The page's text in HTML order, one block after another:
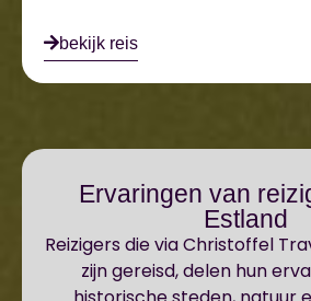
bekijk reis
Ervaringen van
Estland
Reizigers die via Christoffel
zijn gereisd, delen hun